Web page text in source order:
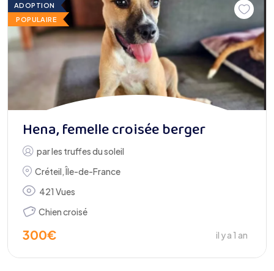
ADOPTION
POPULAIRE
Hena, femelle croisée berger
parles truffes du soleil
Créteil,Île-de-France
421 Vues
Chien croisé
300€ il y a 1 an